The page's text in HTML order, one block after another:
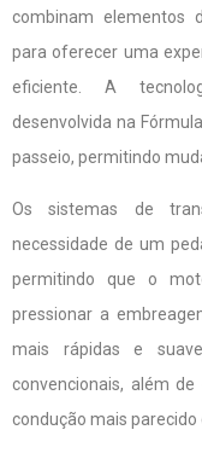
combinam elementos
para oferecer uma
eficiente. A
desenvolvida na
passeio, permitindo
Os sistemas de
necessidade de um
permitindo que o
pressionar a
mais rápidas e
convencionais, além
condução mais